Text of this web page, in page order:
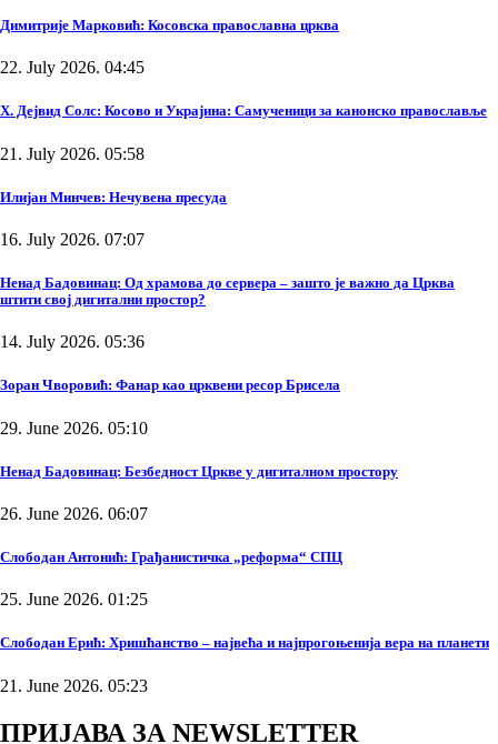
Димитрије Марковић: Косовска православна црква
22. July 2026. 04:45
Х. Дејвид Солс: Косово и Украјина: Самученици за канонско православље
21. July 2026. 05:58
Илијан Минчев: Нечувена пресуда
16. July 2026. 07:07
Ненад Бадовинац: Од храмова до сервера – зашто је важно да Црква
штити свој дигитални простор?
14. July 2026. 05:36
Зоран Чворовић: Фанар као црквени ресор Брисела
29. June 2026. 05:10
Ненад Бадовинац: Безбедност Цркве у дигиталном простору
26. June 2026. 06:07
Слободан Антонић: Грађанистичка „реформа“ СПЦ
25. June 2026. 01:25
Слободан Ерић: Хришћанство – највећа и најпрогоњенија вера на планети
21. June 2026. 05:23
ПРИЈАВА ЗА NEWSLETTER